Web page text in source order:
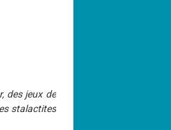
des jeux de
stalactites